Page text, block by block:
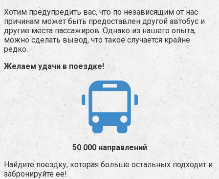
Хотим предупредить вас, что по независящим от нас
причинам может быть предоставлен другой автобус и
другие места пассажиров. Однако из нашего опыта,
можно сделать вывод, что такое случается крайне
редко.
Желаем удачи в поездке!
50 000 направлений
Найдите поездку, которая больше остальных подходит и
забронируйте её!